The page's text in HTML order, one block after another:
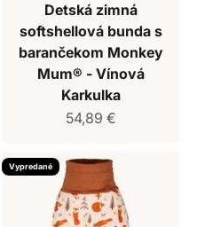
Detská zimná
softshellová bunda s
barančekom Monkey
Mum® - Vínová
Karkulka
Predajná cena
54,89 €
Vypredané